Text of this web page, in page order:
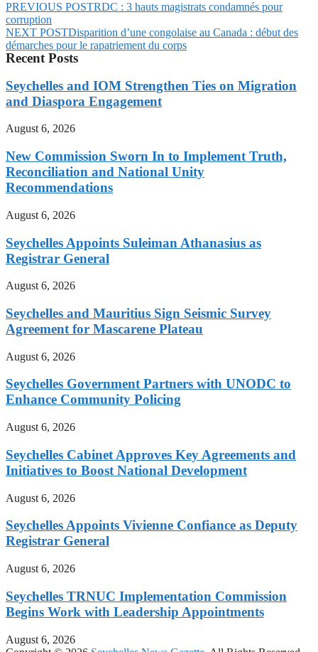
PREVIOUS POSTRDC : 3 hauts magistrats condamnés pour
corruption
NEXT POSTDisparition d’une congolaise au Canada : début des
démarches pour le rapatriement du corps
Recent Posts
Seychelles and IOM Strengthen Ties on Migration
and Diaspora Engagement
August 6, 2026
New Commission Sworn In to Implement Truth,
Reconciliation and National Unity
Recommendations
August 6, 2026
Seychelles Appoints Suleiman Athanasius as
Registrar General
August 6, 2026
Seychelles and Mauritius Sign Seismic Survey
Agreement for Mascarene Plateau
August 6, 2026
Seychelles Government Partners with UNODC to
Enhance Community Policing
August 6, 2026
Seychelles Cabinet Approves Key Agreements and
Initiatives to Boost National Development
August 6, 2026
Seychelles Appoints Vivienne Confiance as Deputy
Registrar General
August 6, 2026
Seychelles TRNUC Implementation Commission
Begins Work with Leadership Appointments
August 6, 2026